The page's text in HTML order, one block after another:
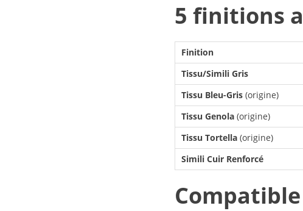
5 finitions
Finition
Tissu/Simili Gris
Tissu Bleu-Gris (origine)
Tissu Genola (origine)
Tissu Tortella (origine)
Simili Cuir Renforcé